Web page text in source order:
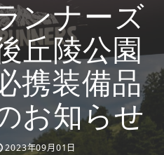
ンナーズ
丘陵公園
携装備品
お知らせ
2023年09月01日